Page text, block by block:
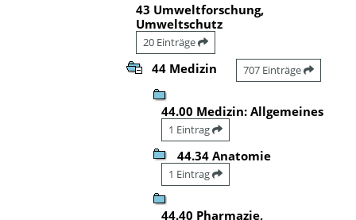
43 Umweltforschung,
Umweltschutz
20 Einträge
44 Medizin 707 Einträge
44.00 Medizin: Allgemeines
1 Eintrag
44.34 Anatomie
1 Eintrag
44.40 Pharmazie,